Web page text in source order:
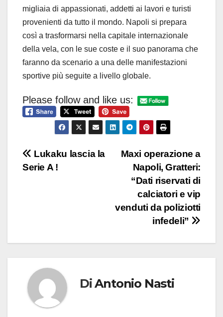
migliaia di appassionati, addetti ai lavori e turisti
provenienti da tutto il mondo. Napoli si prepara
così a trasformarsi nella capitale internazionale
della vela, con le sue coste e il suo panorama che
faranno da scenario a una delle manifestazioni
sportive più seguite a livello globale.
Please follow and like us:
Navigazione
Maxi operazione a
Napoli, Gratteri:
“Dati riservati di
calciatori e vip
venduti da poliziotti
infedeli”
Lukaku lascia la
Serie A !
DiAntonio Nasti